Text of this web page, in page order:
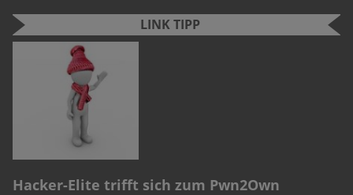
LINK TIPP
Hacker-Elite trifft sich zum Pwn2Own